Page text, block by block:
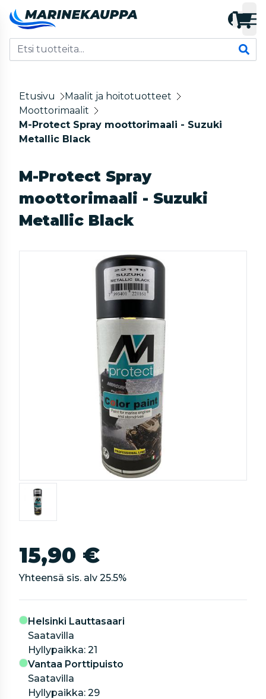
Etusivu
Maalit ja hoitotuotteet
Moottorimaalit
M-Protect Spray moottorimaali - Suzuki
Metallic Black
M-Protect Spray
moottorimaali - Suzuki
Metallic Black
15,90 €
Yhteensä sis. alv 25.5%
Helsinki Lauttasaari
Saatavilla
hyllypaikka: 21
Vantaa Porttipuisto
Saatavilla
hyllypaikka: 29